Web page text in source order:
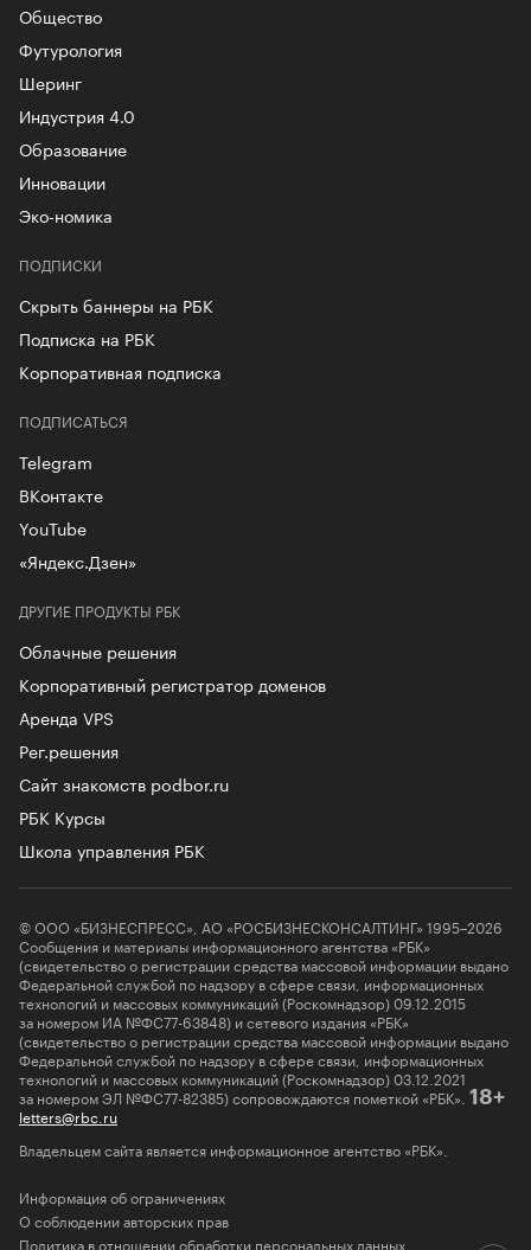
Общество
Футурология
Шеринг
Индустрия 4.0
Образование
Инновации
Эко-номика
ПОДПИСКИ
Скрыть баннеры на РБК
Подписка на РБК
Корпоративная подписка
ДРУГИЕ ПРОДУКТЫ РБК
Облачные решения
Корпоративный регистратор доменов
Аренда VPS
Рег.решения
Сайт знакомств podbor.ru
РБК Курсы
Школа управления РБК
ПОДПИСАТЬСЯ
Telegram
ВКонтакте
YouTube
«Яндекс.Дзен»
© ООО «БИЗНЕСПРЕСС», АО «РОСБИЗНЕСКОНСАЛТИНГ» 1995–2026
Сообщения и материалы информационного агентства «РБК»
(свидетельство о регистрации средства массовой информации выдано
Федеральной службой по надзору в сфере связи, информационных
технологий и массовых коммуникаций (Роскомнадзор) 09.12.2015
за номером ИА №ФС77-63848) и сетевого издания «РБК»
(свидетельство о регистрации средства массовой информации выдано
Федеральной службой по надзору в сфере связи, информационных
технологий и массовых коммуникаций (Роскомнадзор) 03.12.2021
за номером ЭЛ №ФС77-82385) сопровождаются пометкой «РБК». 18+
letters@rbc.ru
Владельцем сайта является информационное агентство «РБК».
Информация об ограничениях
О соблюдении авторских прав
Политика в отношении обработки персональных данных